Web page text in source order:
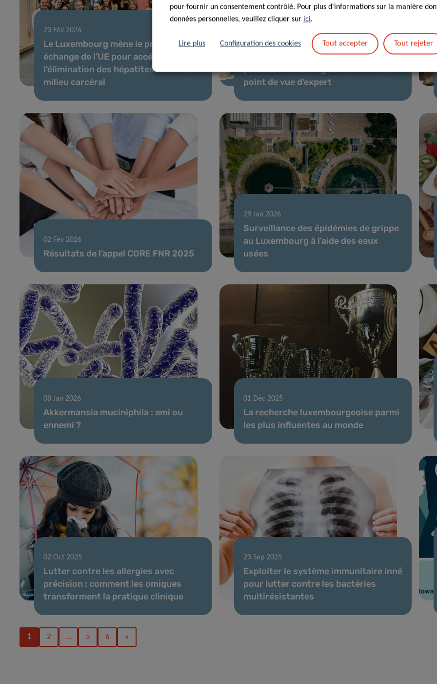
23 Fév 2026
Le Luxembourg mène le premier
échange de l’UE pour accélérer
l’élimination des hépatites B et C en
milieu carcéral
19 Fév 2026
Progrès dans le diagnostic de
précision des allergies aux animaux –
point de vue d’expert
02 Fév 2026
Résultats de l’appel CORE FNR 2025
29 Jan 2026
Surveillance des épidémies de grippe
au Luxembourg à l’aide des eaux
usées
08 Jan 2026
Akkermansia muciniphila : ami ou
ennemi ?
01 Déc 2025
La recherche luxembourgeoise parmi
les plus influentes au monde
02 Oct 2025
Lutter contre les allergies avec
précision : comment les omiques
transforment la pratique clinique
23 Sep 2025
Exploiter le système immunitaire inné
pour lutter contre les bactéries
multirésistantes
1 2 … 5 6 »
pour fournir un consentement contrôlé. Pour plus d'informations sur la manière
données personnelles, veuillez cliquer sur ici.
Lire plus Configuration des cookies Tout accepter Tout rejeter